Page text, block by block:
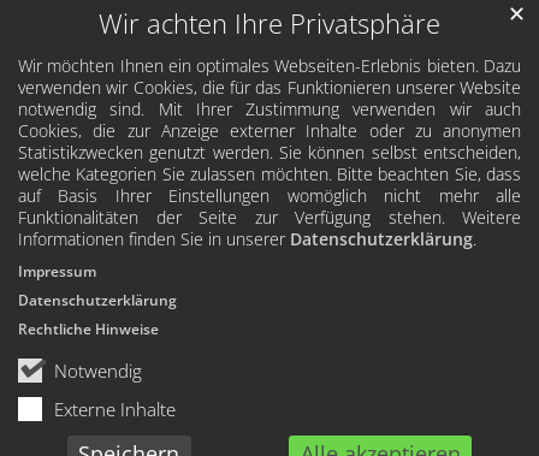
Wir achten Ihre Privatsphäre
Wir möchten Ihnen ein optimales Webseiten-Erlebnis bieten. Dazu
verwenden wir Cookies, die für das Funktionieren unserer Website
notwendig sind. Mit Ihrer Zustimmung verwenden wir auch
Cookies, die zur Anzeige externer Inhalte oder zu anonymen
Statistikzwecken genutzt werden. Sie können selbst entscheiden,
welche Kategorien Sie zulassen möchten. Bitte beachten Sie, dass
auf Basis Ihrer Einstellungen womöglich nicht mehr alle
Funktionalitäten der Seite zur Verfügung stehen. Weitere
Informationen finden Sie in unserer Datenschutzerklärung.
Notwendig
Externe Inhalte
✕
Impressum
Datenschutzerklärung
Rechtliche Hinweise